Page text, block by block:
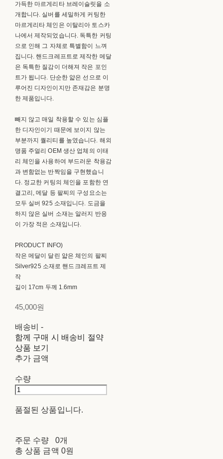
가득한 마르게리타 브레이슬릿을 소
개합니다. 실버를 세밀하게 커팅한
마르게리타 체인은 이탈리아 토스카
나에서 제작되었습니다. 독특한 커팅
으로 인해 그 자체로 특별함이 느껴
집니다. 핸드크레프트로 제작한 메달
은 독특한 질감이 더해져 작은 포인
트가 됩니다. 단순한 얇은 선으로 이
루어진 디자인이지만 존재감은 분명
한 제품입니다.
빼지 않고 매일 착용할 수 있는 심플
한 디자인이기 때문에 보이지 않는
부분까지 퀄리티를 높였습니다. 해외
명품 주얼리 OEM 생산 업체의 이태
리 체인을 사용하여 부드러운 착용감
과 변함없는 반짝임을 구현했습니
다. 정교한 커팅의 체인을 포함한 연
결고리, 메달 등 팔찌의 구성요소는
모두 실버 925 소재입니다. 도금을
하지 않은 실버 소재는 알러지 반응
이 가장 적은 소재입니다.
PRODUCT INFO)
작은 메달이 달린 얇은 체인의 팔찌
Silver925 소재로 핸드크레프트 제
작
길이 17cm 두께 1.6mm
45,000원
배송비-
함께 구매 시 배송비 절약
상품 보기
추가 금액
수량
품절된 상품입니다.
주문 수량
0개
총 상품 금액 0원